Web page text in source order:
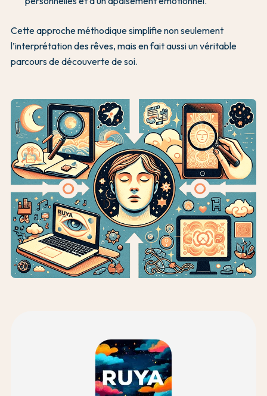
Cette approche méthodique simplifie non seulement
l’interprétation des rêves, mais en fait aussi un véritable
parcours de découverte de soi.